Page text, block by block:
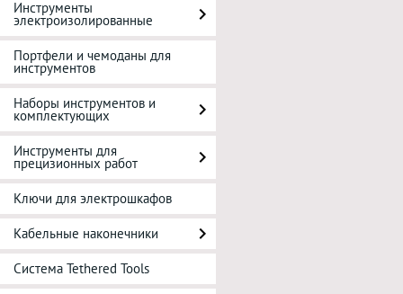
Инструменты
электроизолированные
Портфели и чемоданы для
инструментов
Наборы инструментов и
комплектующих
Инструменты для
прецизионных работ
Ключи для электрошкафов
Кабельные наконечники
Система Tethered Tools